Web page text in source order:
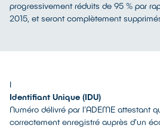
progressivement réduits de 95 % par
2015, et seront complètement
I
Identifiant Unique (IDU)
Numéro délivré par l'ADEME attestant
correctement enregistré auprès d'un